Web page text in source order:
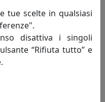
tue scelte in qualsiasi
disattiva i singoli
“Rifiuta tutto” e